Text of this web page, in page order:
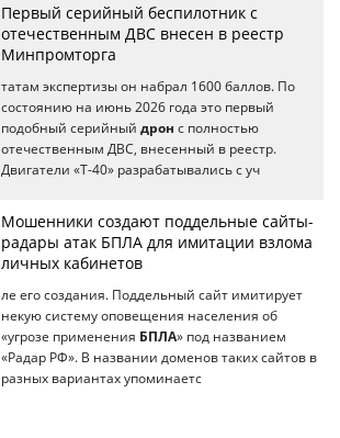
Первый серийный беспилотник с
отечественным ДВС внесен в реестр
Минпромторга
татам экспертизы он набрал 1600 баллов. По
состоянию на июнь 2026 года это первый
подобный серийный дрон с полностью
отечественным ДВС, внесенный в реестр.
Двигатели «Т-40» разрабатывались с уч
Мошенники создают поддельные сайты-
радары атак БПЛА для имитации взлома
личных кабинетов
ле его создания. Поддельный сайт имитирует
некую систему оповещения населения об
«угрозе применения БПЛА» под названием
«Радар РФ». В названии доменов таких сайтов в
разных вариантах упоминаетс